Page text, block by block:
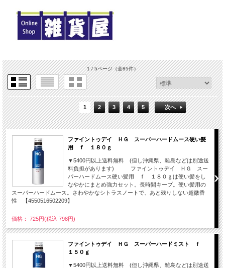
1 / 5ページ（全85件）
1 2 3 4 5 次へ
ファイントゥデイ ＨＧ スーパーハードムース硬い髪
用 ｆ １８０ｇ
▼5400円以上送料無料 (但し沖縄県、離島などは別途送
料負担があります) ファイントゥデイ ＨＧ スー
パーハードムース硬い髪用 ｆ １８０ｇは硬い髪をし
なやかにまとめ強力セット。長時間キープ。硬い髪用の
スーパーハードムース。さわやかなシトラスノートで、あと残りしない超微香
性 【4550516502209】
価格： 725円(税込 798円)
ファイントゥデイ ＨＧ スーパーハードミスト ｆ
１５０ｇ
▼5400円以上送料無料 (但し沖縄県、離島などは別途送